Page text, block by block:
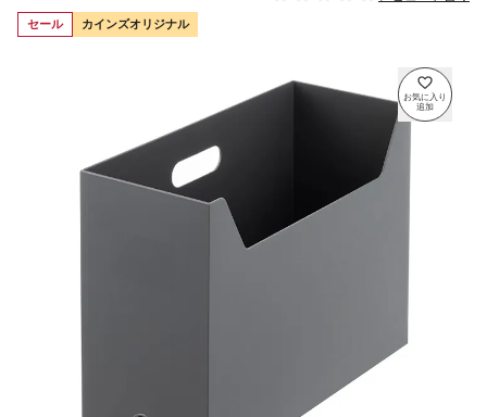
セール カインズオリジナル